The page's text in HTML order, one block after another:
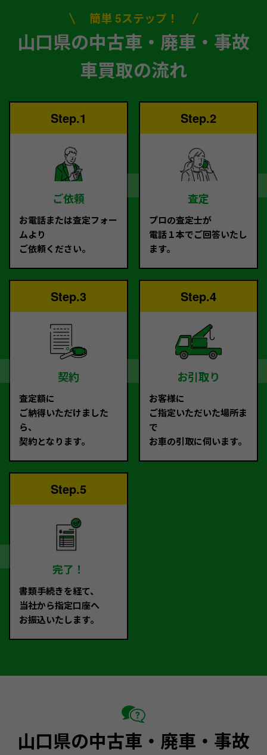
簡単 5ステップ！
山口県の中古車・廃車・事故
車買取の流れ
Step.1
ご依頼
お電話または査定フォー
ムより
ご依頼ください。
Step.2
査定
プロの査定士が
電話１本でご回答いたし
ます。
Step.3
契約
査定額に
ご納得いただけました
ら、
契約となります。
Step.4
お引取り
お客様に
ご指定いただいた場所ま
で
お車の引取に伺います。
Step.5
完了！
書類手続きを経て、
当社から指定口座へ
お振込いたします。
山口県の中古車・廃車・事故